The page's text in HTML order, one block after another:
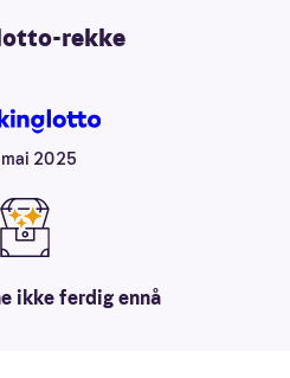
rekke
2025
ikke ferdig ennå